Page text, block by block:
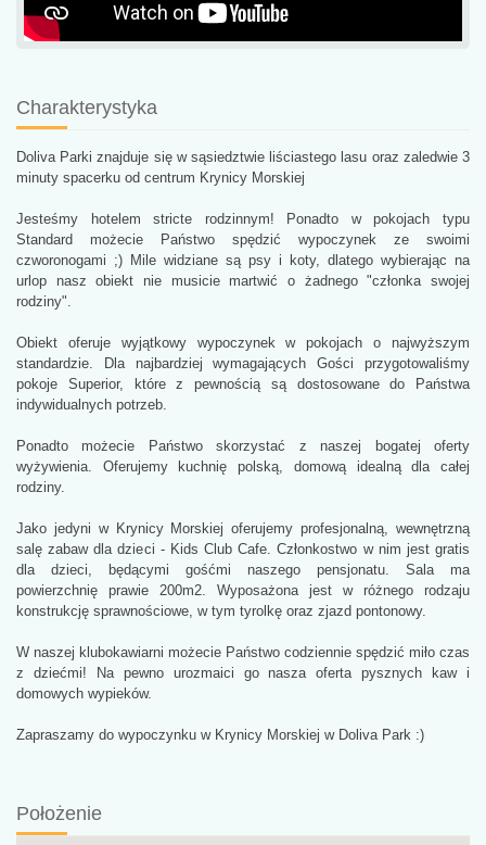
Charakterystyka
Doliva Parki znajduje się w sąsiedztwie liściastego lasu oraz zaledwie 3
minuty spacerku od centrum Krynicy Morskiej
Jesteśmy hotelem stricte rodzinnym! Ponadto w pokojach typu
Standard możecie Państwo spędzić wypoczynek ze swoimi
czworonogami ;) Mile widziane są psy i koty, dlatego wybierając na
urlop nasz obiekt nie musicie martwić o żadnego "członka swojej
rodziny".
Obiekt oferuje wyjątkowy wypoczynek w pokojach o najwyższym
standardzie. Dla najbardziej wymagających Gości przygotowaliśmy
pokoje Superior, które z pewnością są dostosowane do Państwa
indywidualnych potrzeb.
Ponadto możecie Państwo skorzystać z naszej bogatej oferty
wyżywienia. Oferujemy kuchnię polską, domową idealną dla całej
rodziny.
Jako jedyni w Krynicy Morskiej oferujemy profesjonalną, wewnętrzną
salę zabaw dla dzieci - Kids Club Cafe. Członkostwo w nim jest gratis
dla dzieci, będącymi gośćmi naszego pensjonatu. Sala ma
powierzchnię prawie 200m2. Wyposażona jest w różnego rodzaju
konstrukcję sprawnościowe, w tym tyrolkę oraz zjazd pontonowy.
W naszej klubokawiarni możecie Państwo codziennie spędzić miło czas
z dziećmi! Na pewno urozmaici go nasza oferta pysznych kaw i
domowych wypieków.
Zapraszamy do wypoczynku w Krynicy Morskiej w Doliva Park :)
Położenie